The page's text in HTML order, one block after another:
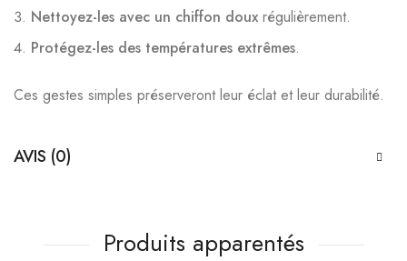
Nettoyez-les avec un chiffon doux régulièrement.
Protégez-les des températures extrêmes.
Ces gestes simples préserveront leur éclat et leur durabilité.
AVIS (0)
Produits apparentés